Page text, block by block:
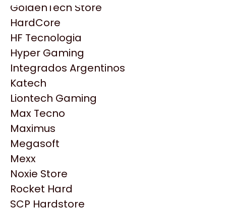
HP
HyperX
INNO3D
Intel
Kingston
Lenovo
Logitech
MSI
NVIDIA GeForce
NZXT
PNY
Palit
Philips
GoldenTech Store
HardCore
HF Tecnologia
Hyper Gaming
Integrados Argentinos
Katech
Liontech Gaming
Max Tecno
Maximus
Megasoft
Mexx
Noxie Store
Rocket Hard
SCP Hardstore
Productos
Similares
Explorá más productos similares